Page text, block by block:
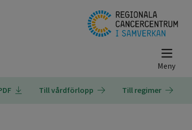
Till vårdförlopp Till regimer